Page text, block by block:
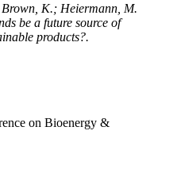
K.; Heiermann, M.
be a future source of
products?.
on Bioenergy &